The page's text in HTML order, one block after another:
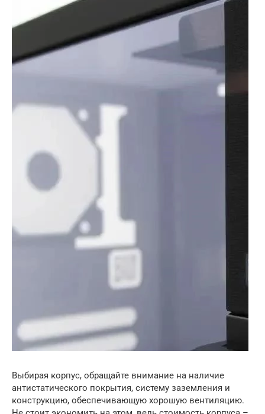
Выбирая корпус, обращайте внимание на наличие
антистатического покрытия, систему заземления и
конструкцию, обеспечивающую хорошую вентиляцию.